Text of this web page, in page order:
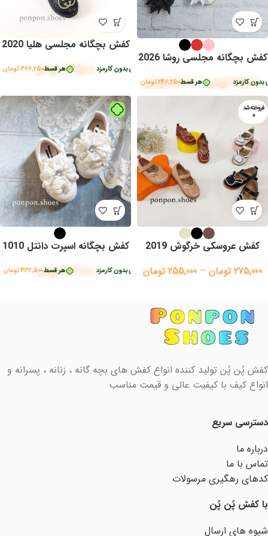
هر قسط246,250تومان • خرید قسطی با ترب‌پی بدون کارمزد کارمزد
کفش بچگانه مجلسی روشا 2026
985,000 تومان –
500,000 تومان
هر قسط366,250تومان • خرید قسطی با ترب‌پی بدون کارمزد
کفش بچگانه مجلسی هلیا 2020
1,465,000 تومان
فروخته شد
ه
کفش عروسکی خرگوش 2019
275,000 تومان –
255,000 تومان هر قسط432,500تومان • هر قسط432,500تومان • خرید قسطی با ترب‌پی بدون کارمزد
کفش بچگانه اسپرت دانتل 1010
1,730,000 تومان
کفش پُن پُن تولید کننده انواع کفش های بچه گانه ، زنانه ، پسرانه و
انواع کیف با کیفیت عالی و قیمت مناسب
دسترسی سریع
درباره ما
تماس با ما
کدهای رهگیری مرسولات
با کفش پُن پُن
شیوه های ارسال